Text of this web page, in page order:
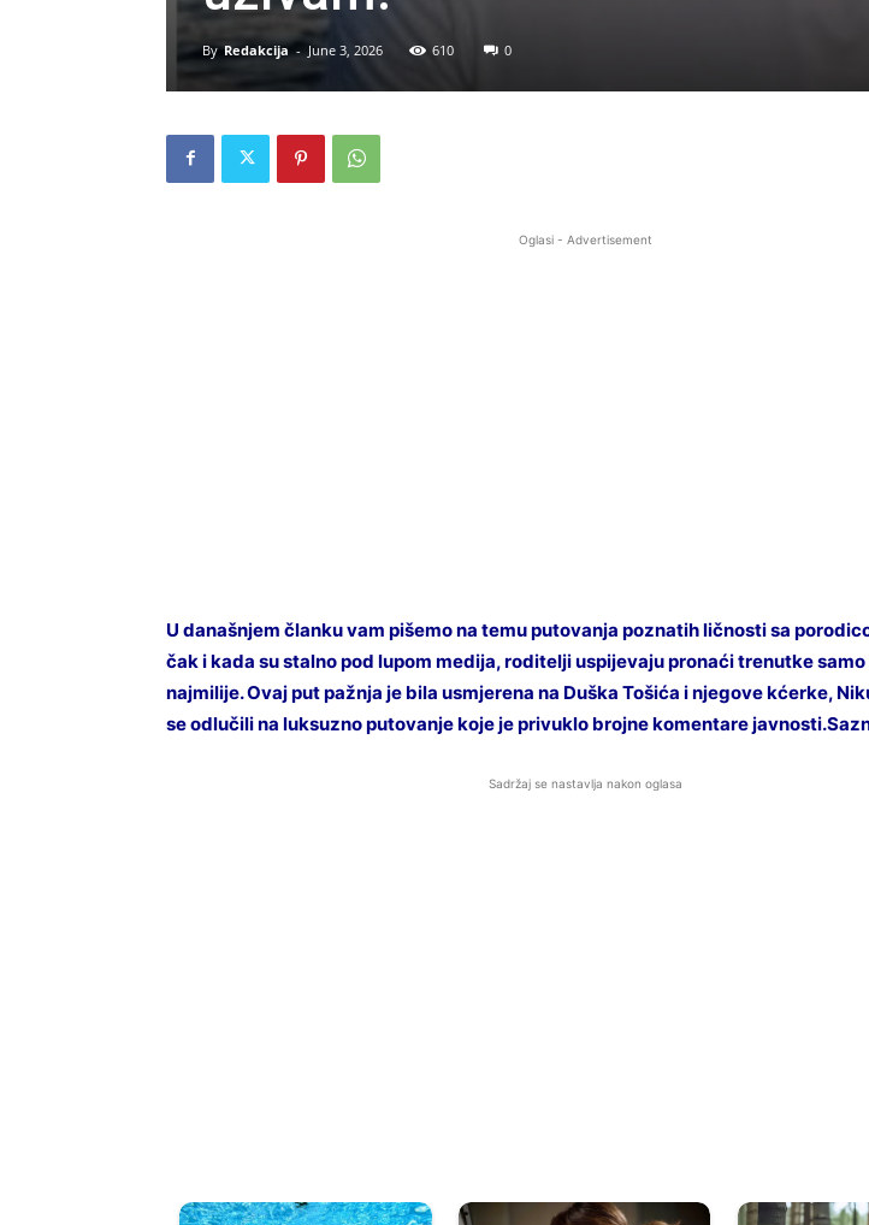
By Redakcija - June 3, 2026 610 0
Oglasi - Advertisement
U današnjem članku vam pišemo na temu putovanja poznatih ličnosti sa
čak i kada su stalno pod lupom medija, roditelji uspijevaju pronaći trenutke
najmilije. Ovaj put pažnja je bila usmjerena na Duška Tošića i njegove kćerke,
se odlučili na luksuzno putovanje koje je privuklo brojne komentare
Sadržaj se nastavlja nakon oglasa